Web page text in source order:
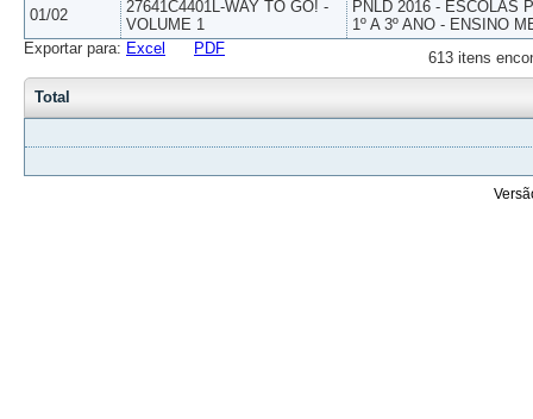
01/02
27641C4401L-WAY TO GO! -
VOLUME 1
PNLD 2016 - ESCOLAS
1º A 3º ANO - ENSINO
613 itens
Exportar para: Excel PDF
Total